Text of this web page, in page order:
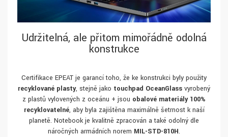
Udržitelná, ale přitom mimořádně odolná
konstrukce
Certifikace EPEAT je garancí toho, že ke konstrukci byly použity
recyklované plasty, stejně jako touchpad OceanGlass vyrobený
z plastů vylovených z oceánu + jsou obalové materiály 100%
recyklovatelné, aby byla zajištěna maximálně šetrnost k naší
planetě. Notebook je kvalitně zpracován a také odolný dle
náročných armádních norem MIL-STD-810H.